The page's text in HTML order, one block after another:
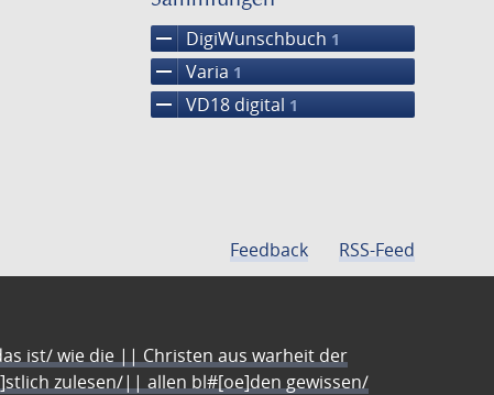
remove DigiWunschbuch 1
remove Varia 1
remove VD18 digital 1
Feedback RSS-Feed
ist/ wie die || Christen aus warheit der
zulesen/|| allen bl#[oe]den gewissen/